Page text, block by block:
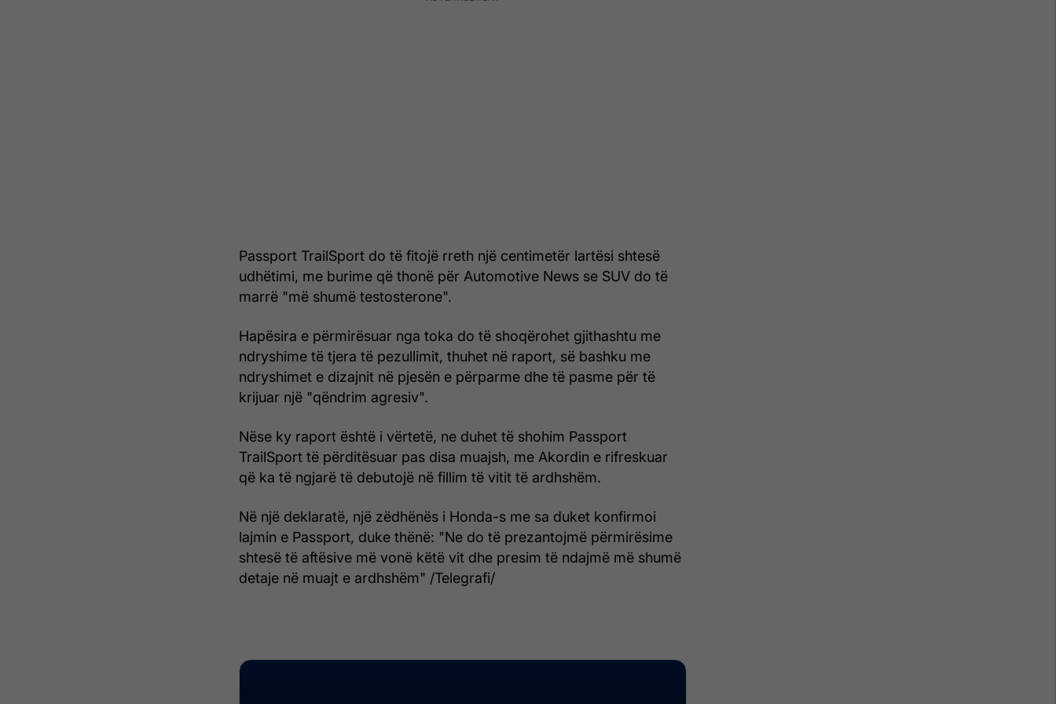
Passport TrailSport do të fitojë rreth një centimetër lartësi shtesë
udhëtimi, me burime që thonë për Automotive News se SUV do të
marrë "më shumë testosterone".
Hapësira e përmirësuar nga toka do të shoqërohet gjithashtu me
ndryshime të tjera të pezullimit, thuhet në raport, së bashku me
ndryshimet e dizajnit në pjesën e përparme dhe të pasme për të
krijuar një "qëndrim agresiv".
Nëse ky raport është i vërtetë, ne duhet të shohim Passport
TrailSport të përditësuar pas disa muajsh, me Akordin e rifreskuar
që ka të ngjarë të debutojë në fillim të vitit të ardhshëm.
Në një deklaratë, një zëdhënës i Honda-s me sa duket konfirmoi
lajmin e Passport, duke thënë: "Ne do të prezantojmë përmirësime
shtesë të aftësive më vonë këtë vit dhe presim të ndajmë më shumë
detaje në muajt e ardhshëm" /Telegrafi/